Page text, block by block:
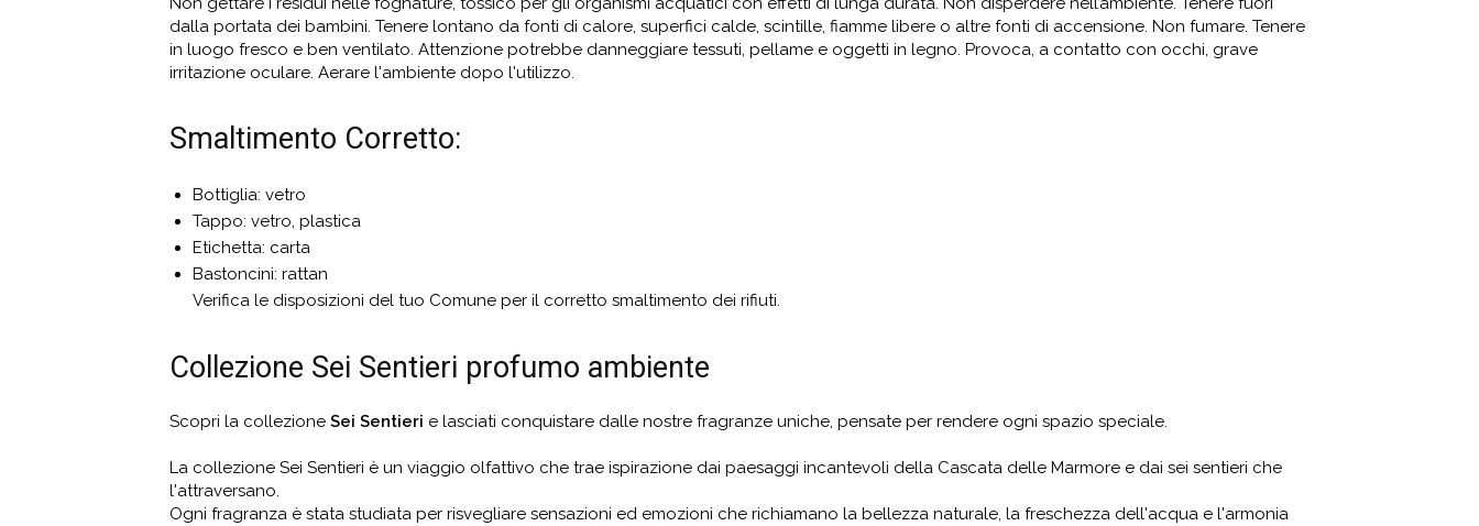
dalla portata dei bambini. Tenere lontano da fonti di calore, superfici calde, scintille, fiamme libere o altre fonti di accensione. Non fumare. Tenere
in luogo fresco e ben ventilato. Attenzione potrebbe danneggiare tessuti, pellame e oggetti in legno. Provoca, a contatto con occhi, grave
irritazione oculare. Aerare l'ambiente dopo l'utilizzo.
Smaltimento Corretto:
Bottiglia: vetro
Tappo: vetro, plastica
Etichetta: carta
Bastoncini: rattan
Verifica le disposizioni del tuo Comune per il corretto smaltimento dei rifiuti.
Collezione Sei Sentieri profumo ambiente
Scopri la collezione Sei Sentieri e lasciati conquistare dalle nostre fragranze uniche, pensate per rendere ogni spazio speciale.
La collezione Sei Sentieri è un viaggio olfattivo che trae ispirazione dai paesaggi incantevoli della Cascata delle Marmore e dai sei sentieri che
l'attraversano.
Ogni fragranza è stata studiata per risvegliare sensazioni ed emozioni che richiamano la bellezza naturale, la freschezza dell'acqua e l'armonia